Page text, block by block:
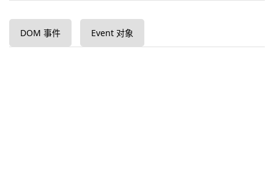
DOM 事件 Event 对象